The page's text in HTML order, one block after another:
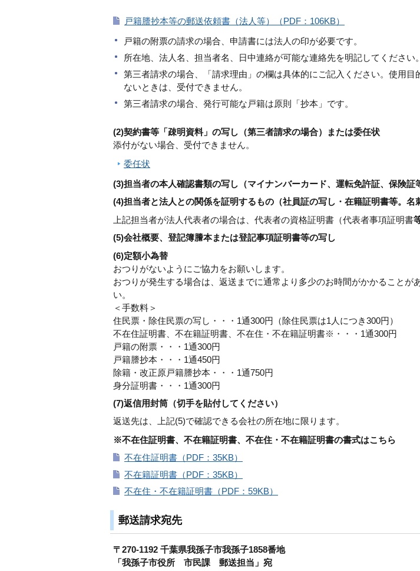
戸籍謄抄本等の郵送依頼書（法人等）（PDF：106KB）
戸籍の附票の請求の場合、申請書には法人の印が必要です。
所在地、法人名、担当者名、日中連絡が可能な連絡先を明記してください。
第三者請求の場合、「請求理由」の欄は具体的にご記入ください。使用目
ないときは、受付できません。
第三者請求の場合、発行可能な戸籍は原則「抄本」です。
(2)契約書等「疎明資料」の写し（第三者請求の場合）または委任状
添付がない場合、受付できません。
委任状
(3)担当者の本人確認書類の写し（マイナンバーカード、運転免許証、保険証
(4)担当者と法人との関係を証明するもの（社員証の写し・在籍証明書等。名
上記担当者が法人代表者の場合は、代表者の資格証明書（代表者事項証明書
(5)会社概要、登記簿謄本または登記事項証明書等の写し
(6)定額小為替
おつりがないようにご協力をお願いします。
おつりが発生する場合は、返送までに通常より多少のお時間がかかることが
い。
＜手数料＞
住民票・除住民票の写し・・・1通300円（除住民票は1人につき300円）
不在住証明書、不在籍証明書、不在住・不在籍証明書※・・・1通300円
戸籍の附票・・・1通300円
戸籍謄抄本・・・1通450円
除籍・改正原戸籍謄抄本・・・1通750円
身分証明書・・・1通300円
(7)返信用封筒（切手を貼付してください）
返送先は、上記(5)で確認できる会社の所在地に限ります。
※不在住証明書、不在籍証明書、不在住・不在籍証明書の書式はこちら
不在住証明書（PDF：35KB）
不在籍証明書（PDF：35KB）
不在住・不在籍証明書（PDF：59KB）
郵送請求宛先
〒270-1192 千葉県我孫子市我孫子1858番地
「我孫子市役所 市民課 郵送担当」宛